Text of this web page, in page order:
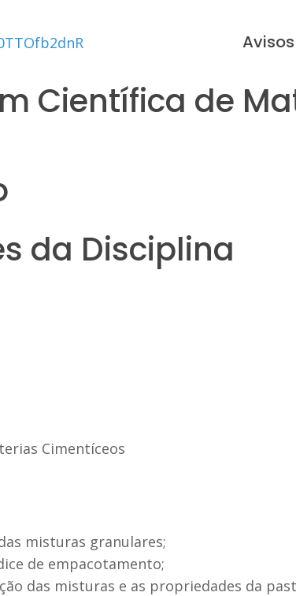
Avisos
Científica de
da Disciplina
Cimentíceos
misturas granulares;
de empacotamento;
das misturas e as propriedades da